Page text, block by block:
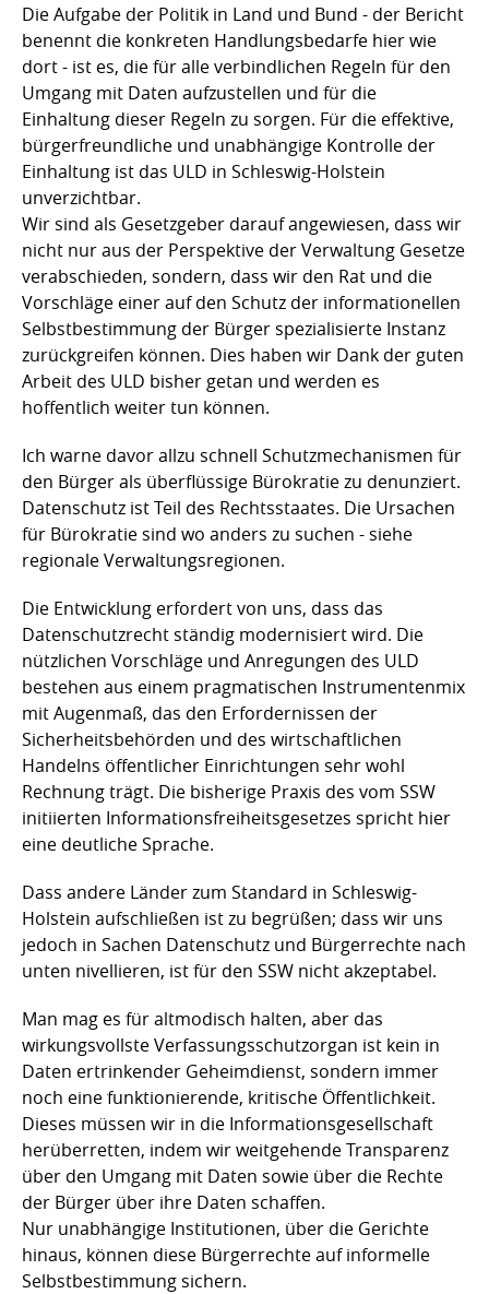
Die Aufgabe der Politik in Land und Bund - der Bericht
benennt die konkreten Handlungsbedarfe hier wie
dort - ist es, die für alle verbindlichen Regeln für den
Umgang mit Daten aufzustellen und für die
Einhaltung dieser Regeln zu sorgen. Für die effektive,
bürgerfreundliche und unabhängige Kontrolle der
Einhaltung ist das ULD in Schleswig-Holstein
unverzichtbar.
Wir sind als Gesetzgeber darauf angewiesen, dass wir
nicht nur aus der Perspektive der Verwaltung Gesetze
verabschieden, sondern, dass wir den Rat und die
Vorschläge einer auf den Schutz der informationellen
Selbstbestimmung der Bürger spezialisierte Instanz
zurückgreifen können. Dies haben wir Dank der guten
Arbeit des ULD bisher getan und werden es
hoffentlich weiter tun können.
Ich warne davor allzu schnell Schutzmechanismen für
den Bürger als überflüssige Bürokratie zu denunziert.
Datenschutz ist Teil des Rechtsstaates. Die Ursachen
für Bürokratie sind wo anders zu suchen - siehe
regionale Verwaltungsregionen.
Die Entwicklung erfordert von uns, dass das
Datenschutzrecht ständig modernisiert wird. Die
nützlichen Vorschläge und Anregungen des ULD
bestehen aus einem pragmatischen Instrumentenmix
mit Augenmaß, das den Erfordernissen der
Sicherheitsbehörden und des wirtschaftlichen
Handelns öffentlicher Einrichtungen sehr wohl
Rechnung trägt. Die bisherige Praxis des vom SSW
initiierten Informationsfreiheitsgesetzes spricht hier
eine deutliche Sprache.
Dass andere Länder zum Standard in Schleswig-
Holstein aufschließen ist zu begrüßen; dass wir uns
jedoch in Sachen Datenschutz und Bürgerrechte nach
unten nivellieren, ist für den SSW nicht akzeptabel.
Man mag es für altmodisch halten, aber das
wirkungsvollste Verfassungsschutzorgan ist kein in
Daten ertrinkender Geheimdienst, sondern immer
noch eine funktionierende, kritische Öffentlichkeit.
Dieses müssen wir in die Informationsgesellschaft
herüberretten, indem wir weitgehende Transparenz
über den Umgang mit Daten sowie über die Rechte
der Bürger über ihre Daten schaffen.
Nur unabhängige Institutionen, über die Gerichte
hinaus, können diese Bürgerrechte auf informelle
Selbstbestimmung sichern.